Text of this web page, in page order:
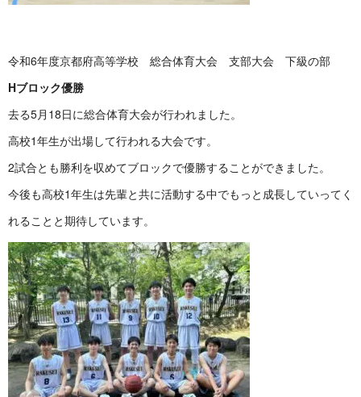
令和6年度京都府高等学校 総合体育大会 支部大会 下級の部
Hブロック優勝
去る5月18日に総合体育大会が行われました。
高校1年生が出場して行われる大会です。
2試合とも勝利を収めてブロックで優勝することができました。
今後も高校1年生は先輩と共に活動する中でもっと成長していってく
れることと期待しています。